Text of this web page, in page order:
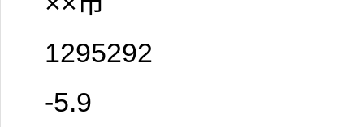
1295292
-5.9